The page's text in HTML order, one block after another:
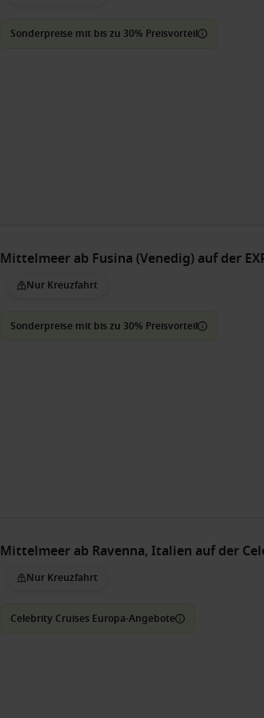
Sonderpreise mit bis zu 30% Preisvorteil
Mittelmeer ab Fusina (Venedig) auf der
Nur Kreuzfahrt
Sonderpreise mit bis zu 30% Preisvorteil
Mittelmeer ab Ravenna, Italien auf der
Nur Kreuzfahrt
Celebrity Cruises Europa-Angebote